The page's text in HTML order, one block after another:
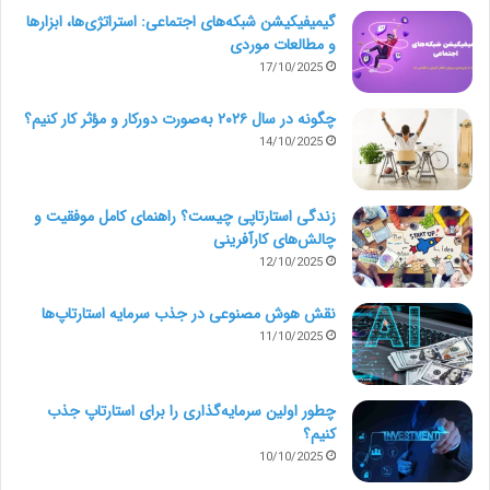
2. محتواهای ویدئویی اورجینال
یکی دیگر از ترندهای سئو شکل جدید از نشانه‌ گذاری
امکان را به تولید کنندگان محتواهای ویدئویی می‌دهد که
بخش‌های خاصی از یک ویدئو را برای نمایش در صفحات
نتایج موتور جستجو (SERP) علامت‌گذاری کنند.
گیمیفیکیشن شبکه‌های اجتماعی: استراتژی‌ها، ابزارها
و مطالعات موردی
17/10/2025
چگونه در سال ۲۰۲۶ به‌صورت دورکار و مؤثر کار کنیم؟
14/10/2025
زندگی استارتاپی چیست؟ راهنمای کامل موفقیت و
چالش‌های کارآفرینی
12/10/2025
نقش هوش مصنوعی در جذب سرمایه استارتاپ‌ها
11/10/2025
چطور اولین سرمایه‌گذاری را برای استارتاپ جذب
کنیم؟
10/10/2025